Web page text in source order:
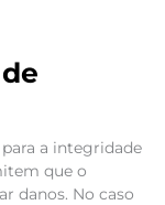
a integridade
que o
danos. No caso